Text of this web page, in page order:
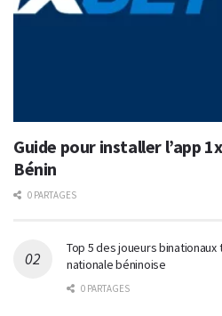
Guide pour installer l’app
Bénin
0 PARTAGES
Top 5 des joueurs
nationale béninoise
0 PARTAGES